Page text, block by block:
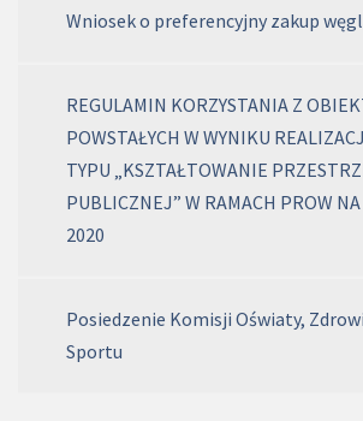
Wniosek o preferencyjny zakup
REGULAMIN KORZYSTANIA Z
POWSTAŁYCH W WYNIKU
TYPU „KSZTAŁTOWANIE
PUBLICZNEJ” W RAMACH PROW
2020
Posiedzenie Komisji Oświaty,
Sportu